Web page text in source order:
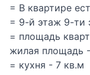
= В квартире
= 9-й этаж 9-ти
= площадь
жилая площадь
= кухня - 7 кв.м